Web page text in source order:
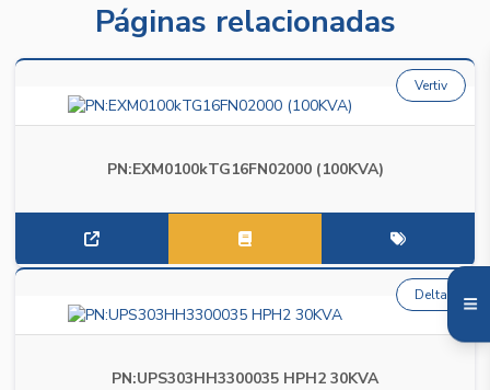
Páginas relacionadas
PN:EXM0100kTG16FN02000 (100KVA)
Vertiv
PN:UPS303HH3300035 HPH2 30KVA
Delta